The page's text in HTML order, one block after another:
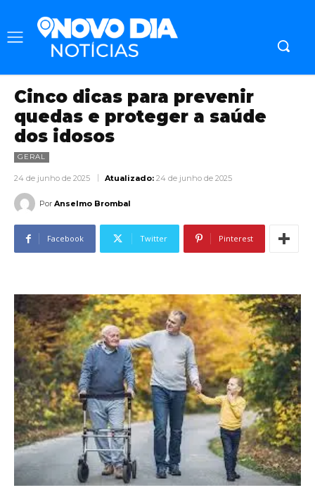
Cinco dicas para prevenir
quedas e proteger a saúde
dos idosos
GERAL
24 de junho de 2025 Atualizado: 24 de junho de 2025
Por Anselmo Brombal
Facebook Twitter Pinterest